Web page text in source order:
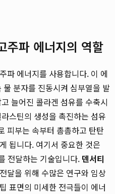
주파 에너지의 역할
파 에너지를 사용합니다. 이 에
분자를 진동시켜 심부열을 발
늘어진 콜라겐 섬유를 수축시
스틴의 생성을 촉진하는 섬유
피부는 속부터 촘촘하고 탄탄
됩니다. 여기서 중요한 것은
전달하는 기술입니다. 덴서티
달을 위해 수많은 연구와 임상
표면의 미세한 전극들이 에너